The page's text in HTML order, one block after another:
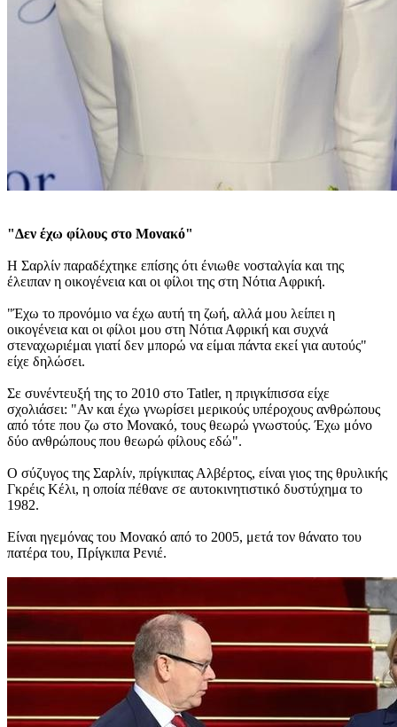
"Δεν έχω φίλους στο Μονακό"
Η Σαρλίν παραδέχτηκε επίσης ότι ένιωθε νοσταλγία και της
έλειπαν η οικογένεια και οι φίλοι της στη Νότια Αφρική.
"Έχω το προνόμιο να έχω αυτή τη ζωή, αλλά μου λείπει η
οικογένεια και οι φίλοι μου στη Νότια Αφρική και συχνά
στεναχωριέμαι γιατί δεν μπορώ να είμαι πάντα εκεί για αυτούς"
είχε δηλώσει.
Σε συνέντευξή της το 2010 στο Tatler, η πριγκίπισσα είχε
σχολιάσει: "Αν και έχω γνωρίσει μερικούς υπέροχους ανθρώπους
από τότε που ζω στο Μονακό, τους θεωρώ γνωστούς. Έχω μόνο
δύο ανθρώπους που θεωρώ φίλους εδώ".
Ο σύζυγος της Σαρλίν, πρίγκιπας Αλβέρτος, είναι γιος της θρυλικής
Γκρέις Κέλι, η οποία πέθανε σε αυτοκινητιστικό δυστύχημα το
1982.
Είναι ηγεμόνας του Μονακό από το 2005, μετά τον θάνατο του
πατέρα του, Πρίγκιπα Ρενιέ.